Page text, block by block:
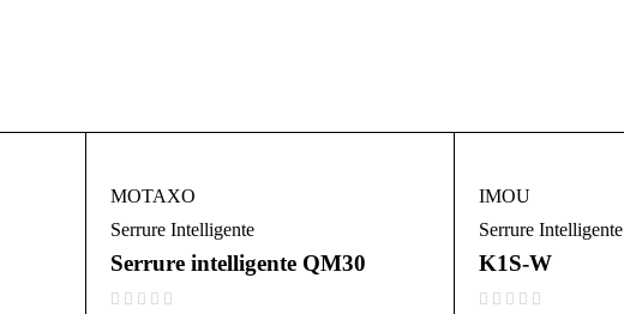
MOTAXO
Serrure Intelligente
Serrure intelligente QM30
IMOU
Serrure Intelligente
K1S-W